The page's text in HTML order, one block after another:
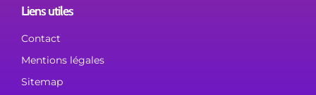
Liens utiles
Contact
Mentions légales
Sitemap